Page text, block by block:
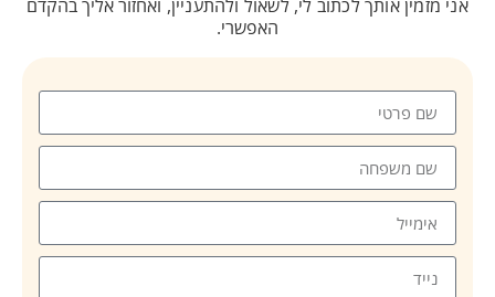
לכתוב לי, לשאול ולהתעניין, ואחזור אליך בהקדם